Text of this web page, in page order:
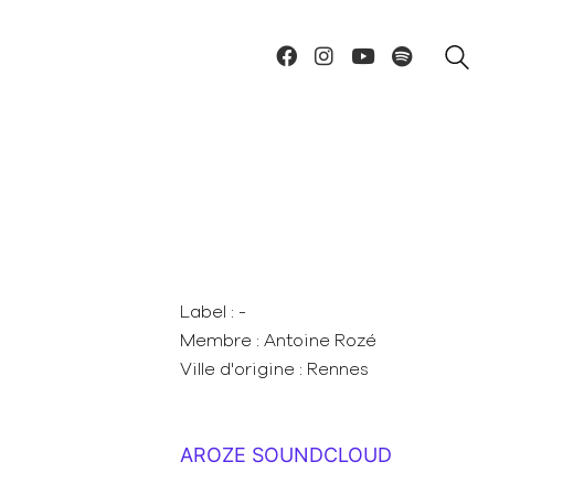
Label : -
Membre : Antoine Rozé
Ville d'origine : Rennes
AROZE SOUNDCLOUD